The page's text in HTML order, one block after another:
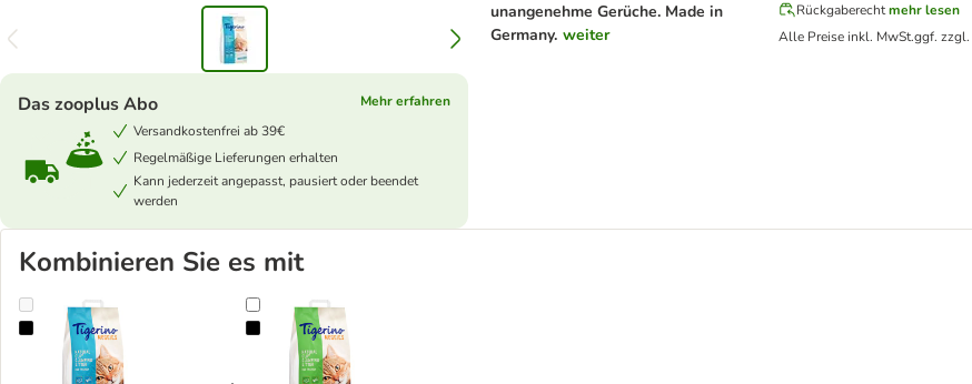
unangenehme Gerüche. Made in
Germany. weiter
Das zooplus Abo
Mehr erfahren
Versandkostenfrei ab 39€
Regelmäßige Lieferungen erhalten
Kann jederzeit angepasst, pausiert oder beendet
werden
Rückgaberechtmehr lesen
Alle Preise inkl. MwSt.ggf. zzgl.
Kombinieren Sie es mit
Tigerino Nuggies Sensitive Katzenstreu – parfümfreiTigerino Nuggies Katzenstreu – Frühlingswiesenduft